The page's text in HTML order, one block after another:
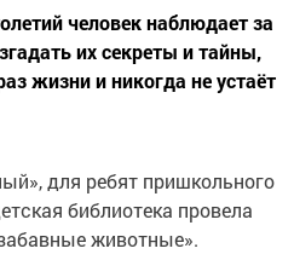
человек наблюдает за
их секреты и тайны,
жизни и никогда не устаёт
для ребят пришкольного
библиотека провела
животные».